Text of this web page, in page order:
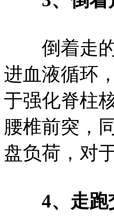
倒着走的
进血液循环
于强化脊柱
腰椎前突，
盘负荷，对
4、走跑